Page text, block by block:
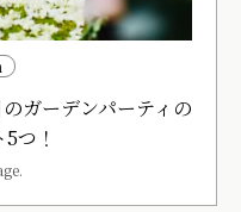
ガーデンパーティの
つ！